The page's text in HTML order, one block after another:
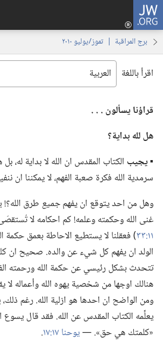
JW.ORG
برج المراقبة | ‏‎تموز/يوليو‏ ‏‎٢٠١٠‏
اقرأ باللغة
قراؤنا يسألون .‏ .‏ .‏
هل لله بداية؟‏
▪يجيب الكتاب المقدس ان الله لا بداية له،‏
سرمدية الله فكرة صعبة الفهم،‏ لا يمكننا ان
وهل من احد يتوقع ان يفهمجميع طرق
غنى الله وحكمته وعلمه!‏ كم احكامه لا
١١:‏٣٣
‏)‏ فعقلنا لا يستطيع الاحاطة بعمق حكمة
الولد ان يفهم كل شيء عن والده.‏ صحيح ان
تتحدث بشكل رئيسي عن حكمة الله ورحمته
هنالك اوجها من شخصية يهوه الله وأعماله لا
ومن الواضح ان احدها هو ازلية الله.‏ رغم ذلك،‏
يعلِّمه الكتاب المقدس عن الله.‏ فقد قال يسوع
«كلمتك هي حق».‏ —‏يوحنا ١٧:‏١٧
‏.‏